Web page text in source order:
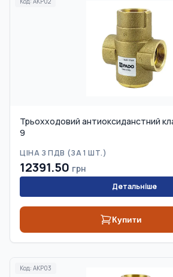
Трьохходовий антиоксиданстний
9
ЦІНА З ПДВ (ЗА 1 ШТ.)
12391.50 грн
Детальніше
Купити
Код: AKP03